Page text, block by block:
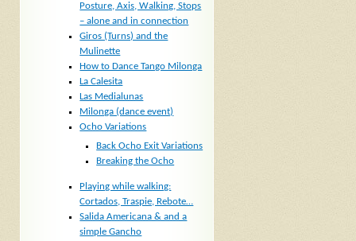
Posture, Axis, Walking, Stops
– alone and in connection
Giros (Turns) and the
Mulinette
How to Dance Tango Milonga
La Calesita
Las Medialunas
Milonga (dance event)
Ocho Variations
Back Ocho Exit Variations
Breaking the Ocho
Playing while walking:
Cortados, Traspie, Rebote…
Salida Americana & and a
simple Gancho